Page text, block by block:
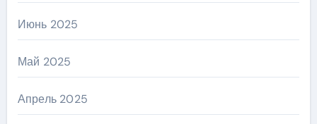
Июнь 2025
Май 2025
Апрель 2025